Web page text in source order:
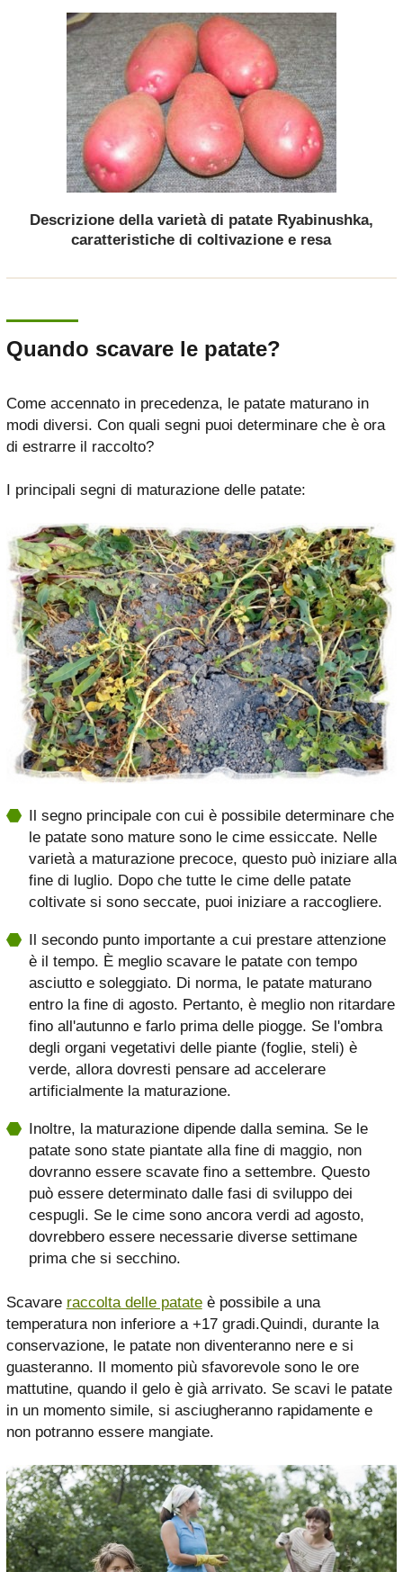
Descrizione della varietà di patate Ryabinushka,
caratteristiche di coltivazione e resa
Quando scavare le patate?
Come accennato in precedenza, le patate maturano in
modi diversi. Con quali segni puoi determinare che è ora
di estrarre il raccolto?
I principali segni di maturazione delle patate:
Il segno principale con cui è possibile determinare che
le patate sono mature sono le cime essiccate. Nelle
varietà a maturazione precoce, questo può iniziare alla
fine di luglio. Dopo che tutte le cime delle patate
coltivate si sono seccate, puoi iniziare a raccogliere.
Il secondo punto importante a cui prestare attenzione
è il tempo. È meglio scavare le patate con tempo
asciutto e soleggiato. Di norma, le patate maturano
entro la fine di agosto. Pertanto, è meglio non ritardare
fino all'autunno e farlo prima delle piogge. Se l'ombra
degli organi vegetativi delle piante (foglie, steli) è
verde, allora dovresti pensare ad accelerare
artificialmente la maturazione.
Inoltre, la maturazione dipende dalla semina. Se le
patate sono state piantate alla fine di maggio, non
dovranno essere scavate fino a settembre. Questo
può essere determinato dalle fasi di sviluppo dei
cespugli. Se le cime sono ancora verdi ad agosto,
dovrebbero essere necessarie diverse settimane
prima che si secchino.
Scavare raccolta delle patateè possibile a una
temperatura non inferiore a +17 gradi.Quindi, durante la
conservazione, le patate non diventeranno nere e si
guasteranno. Il momento più sfavorevole sono le ore
mattutine, quando il gelo è già arrivato. Se scavi le patate
in un momento simile, si asciugheranno rapidamente e
non potranno essere mangiate.